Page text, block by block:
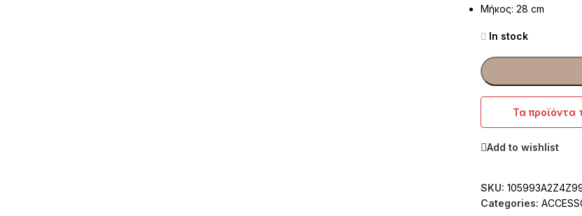
Μήκος: 28 cm
In stock
Τα προϊόντα
Add to wishlist
SKU:
Categories: